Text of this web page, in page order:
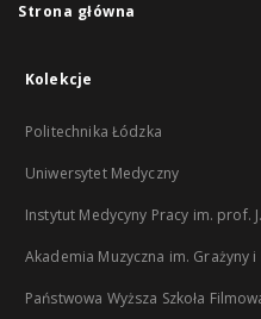
Strona główna
Kolekcje
Politechnika Łódzka
Uniwersytet Medyczny
Instytut Medycyny Pracy im. prof.
Akademia Muzyczna im. Grażyny
Państwowa Wyższa Szkoła